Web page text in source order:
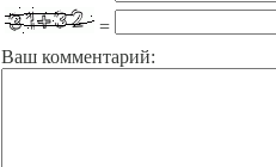
=
Ваш комментарий: